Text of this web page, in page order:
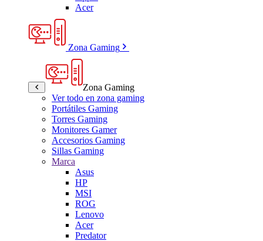
Acer
Zona Gaming
Zona Gaming
Ver todo en zona gaming
Portátiles Gaming
Torres Gaming
Monitores Gamer
Accesorios Gaming
Sillas Gaming
Marca
Asus
HP
MSI
ROG
Lenovo
Acer
Predator